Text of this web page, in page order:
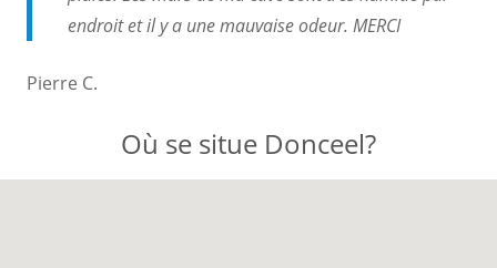
endroit et il y a une mauvaise odeur. MERCI
Pierre C.
Où se situe Donceel?